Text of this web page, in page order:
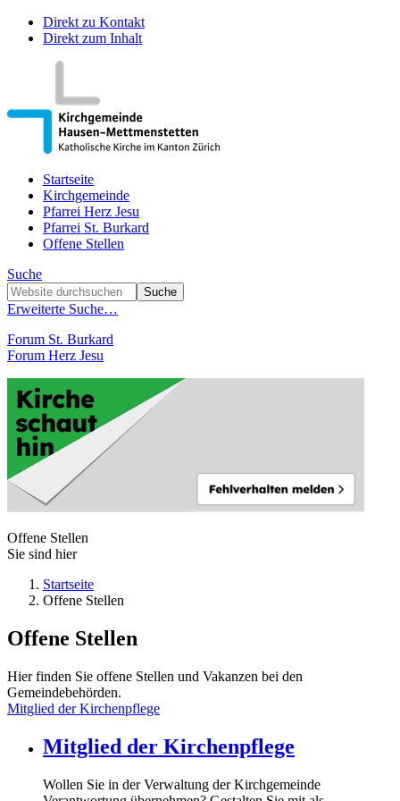
Direkt zu Kontakt
Direkt zum Inhalt
Startseite
Kirchgemeinde
Pfarrei Herz Jesu
Pfarrei St. Burkard
Offene Stellen
Suche
Erweiterte Suche…
Forum St. Burkard
Forum Herz Jesu
Offene Stellen
Sie sind hier
Startseite
Offene Stellen
Offene Stellen
Hier finden Sie offene Stellen und Vakanzen bei den
Gemeindebehörden.
Mitglied der Kirchenpflege
Mitglied der Kirchenpflege
Wollen Sie in der Verwaltung der Kirchgemeinde